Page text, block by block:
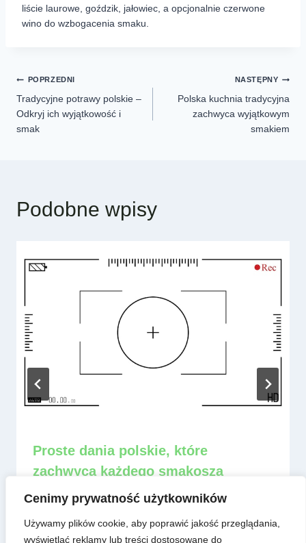
Cenimy prywatność użytkowników
Używamy plików cookie, aby poprawić jakość przeglądania,
wyświetlać reklamy lub treści dostosowane do
liście laurowe, goździk, jałowiec, a opcjonalnie czerwone
wino do wzbogacenia smaku.
POPRZEDNI
Tradycyjne potrawy polskie –
Odkryj ich wyjątkowość i
smak
NASTĘPNY
Polska kuchnia tradycyjna
zachwyca wyjątkowym
smakiem
Podobne wpisy
Proste dania polskie, które
zachwycą każdego smakosza
Przez admin 13 czerwca, 2025